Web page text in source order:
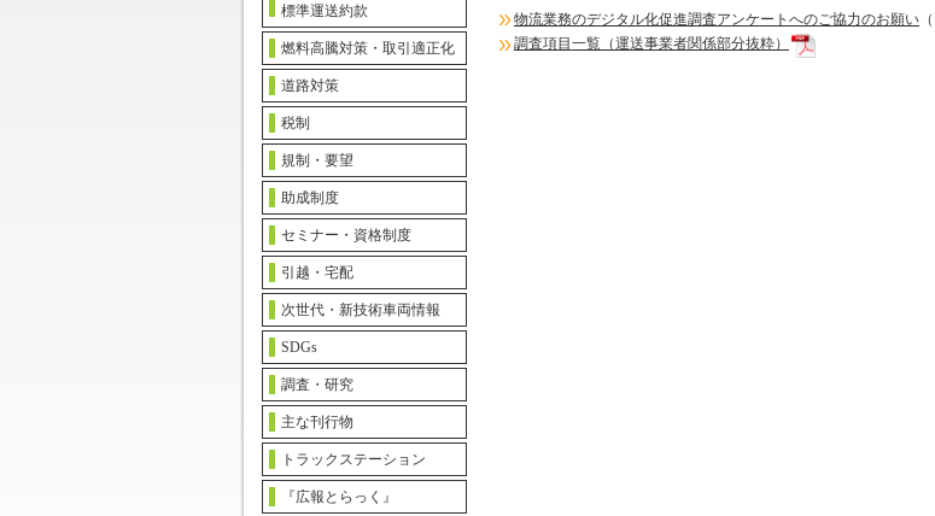
標準運送約款
燃料高騰対策・取引適正化
道路対策
税制
規制・要望
助成制度
セミナー・資格制度
引越・宅配
次世代・新技術車両情報
SDGs
調査・研究
主な刊行物
トラックステーション
『広報とらっく』
物流業務のデジタル化促進調査アンケートへのご協力のお願い （
調査項目一覧（運送事業者関係部分抜粋）